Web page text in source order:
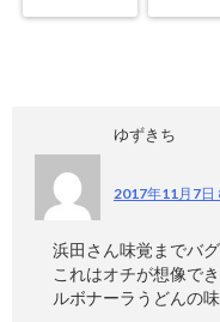
ゆずきち
2017年11月7日
浜田さん味覚までバ
これはオチが想像で
ルボナーラうどんの